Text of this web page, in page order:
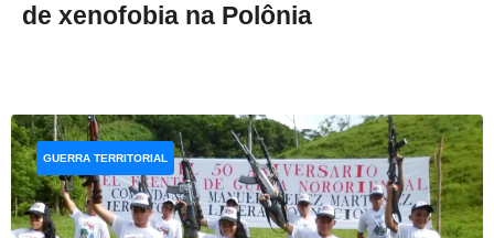
de xenofobia na Polônia
GUERRA TERRITORIAL